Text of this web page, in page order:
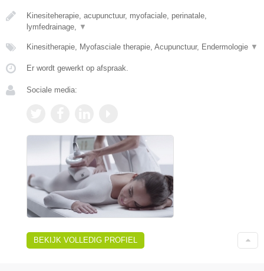
Kinesiteherapie, acupunctuur, myofaciale, perinatale,
lymfedrainage, ▼
Kinesitherapie, Myofasciale therapie, Acupunctuur, Endermologie ▼
Er wordt gewerkt op afspraak.
Sociale media:
BEKIJK VOLLEDIG PROFIEL